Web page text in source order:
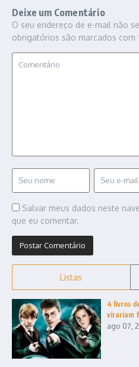
Deixe um Comentário
O seu endereço de e-mail não
obrigatórios são marcados com
Salvar meus dados neste
que eu comentar.
Listas
4 livros
virariam
ago 07,